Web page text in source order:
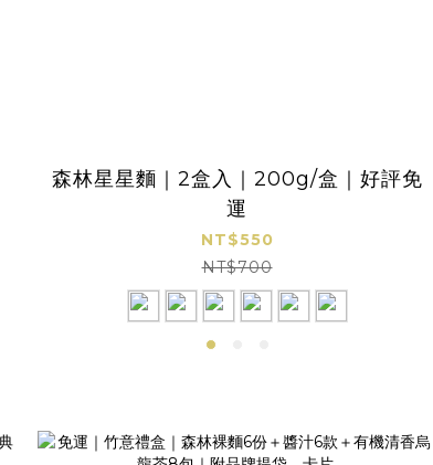
森林星星麵｜2盒入｜200g/盒｜好評免
運
NT$550
NT$700